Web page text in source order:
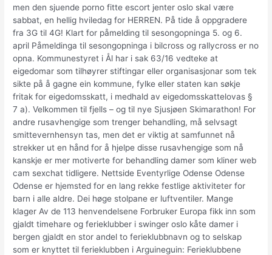
men den sjuende porno fitte escort jenter oslo skal være
sabbat, en hellig hviledag for HERREN. På tide å oppgradere
fra 3G til 4G! Klart for påmelding til sesongopninga 5. og 6.
april Påmeldinga til sesongopninga i bilcross og rallycross er no
opna. Kommunestyret i Ål har i sak 63/16 vedteke at
eigedomar som tilhøyrer stiftingar eller organisasjonar som tek
sikte på å gagne ein kommune, fylke eller staten kan søkje
fritak for eigedomsskatt, i medhald av eigedomsskattelovas §
7 a). Velkommen til fjells – og til nye Sjusjøen Skimarathon! For
andre rusavhengige som trenger behandling, må selvsagt
smittevernhensyn tas, men det er viktig at samfunnet nå
strekker ut en hånd for å hjelpe disse rusavhengige som nå
kanskje er mer motiverte for behandling damer som kliner web
cam sexchat tidligere. Nettside Eventyrlige Odense Odense
Odense er hjemsted for en lang rekke festlige aktiviteter for
barn i alle aldre. Dei høge stolpane er luftventiler. Mange
klager Av de 113 henvendelsene Forbruker Europa fikk inn som
gjaldt timehare og ferieklubber i swinger oslo kåte damer i
bergen gjaldt en stor andel to ferieklubbnavn og to selskap
som er knyttet til ferieklubben i Arguineguin: Ferieklubbene